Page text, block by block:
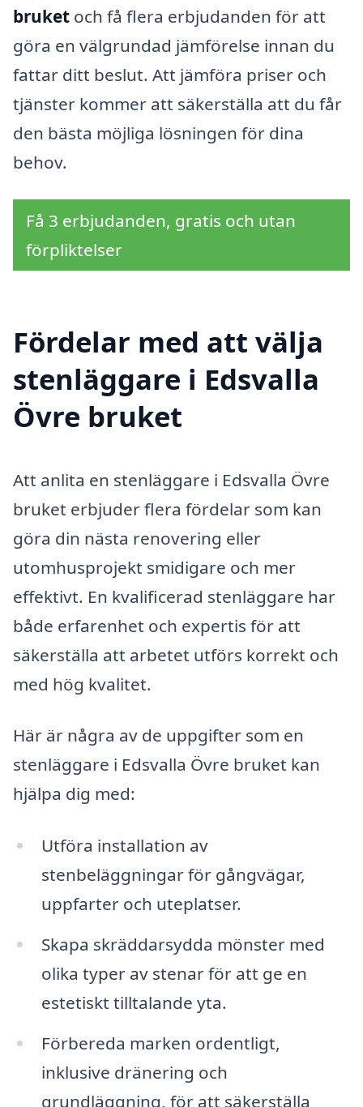
bruket och få flera erbjudanden för att
göra en välgrundad jämförelse innan du
fattar ditt beslut. Att jämföra priser och
tjänster kommer att säkerställa att du får
den bästa möjliga lösningen för dina
behov.
Få 3 erbjudanden, gratis och utan
förpliktelser
Fördelar med att välja
stenläggare i Edsvalla
Övre bruket
Att anlita en stenläggare i Edsvalla Övre
bruket erbjuder flera fördelar som kan
göra din nästa renovering eller
utomhusprojekt smidigare och mer
effektivt. En kvalificerad stenläggare har
både erfarenhet och expertis för att
säkerställa att arbetet utförs korrekt och
med hög kvalitet.
Här är några av de uppgifter som en
stenläggare i Edsvalla Övre bruket kan
hjälpa dig med:
Utföra installation av
stenbeläggningar för gångvägar,
uppfarter och uteplatser.
Skapa skräddarsydda mönster med
olika typer av stenar för att ge en
estetiskt tilltalande yta.
Förbereda marken ordentligt,
inklusive dränering och
grundläggning, för att säkerställa